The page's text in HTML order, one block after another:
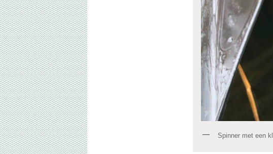
Spinner met een